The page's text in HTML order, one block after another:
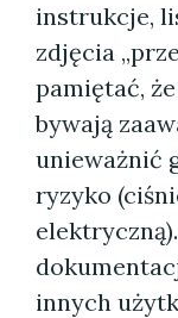
instrukcje,
zdjęcia
pamiętać,
bywają
unieważnić
ryzyko
innych